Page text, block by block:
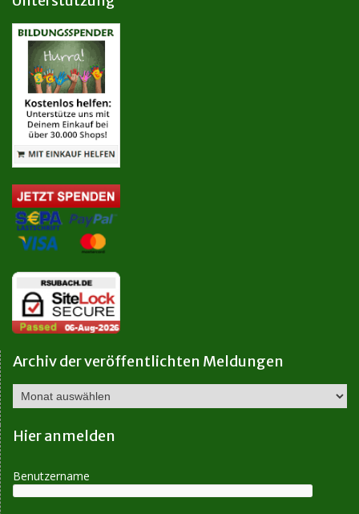
Archiv der veröffentlichten Meldungen
Archiv
der
Meldungen
Hier anmelden
Benutzername